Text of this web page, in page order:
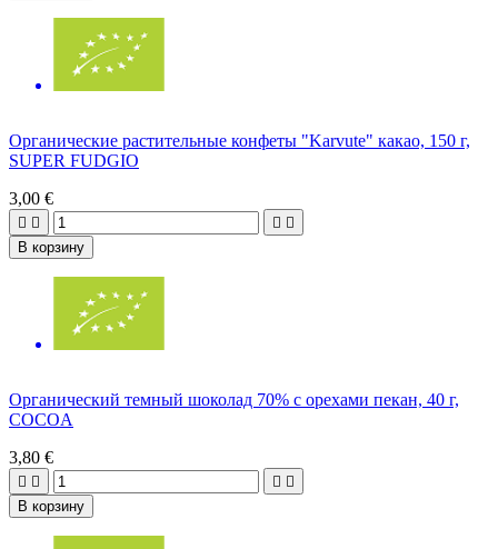
Органические растительные конфеты "Karvute" какао, 150 г,
SUPER FUDGIO
3,00 €
   
В корзину
Органический темный шоколад 70% с орехами пекан, 40 г,
COCOA
3,80 €
   
В корзину